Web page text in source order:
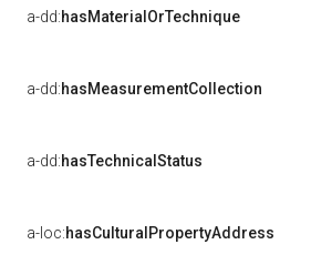
a-dd:hasMaterialOrTechnique
a-dd:hasMeasurementCollection
a-dd:hasTechnicalStatus
a-loc:hasCulturalPropertyAddress